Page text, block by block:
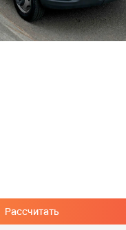
Рассчитать